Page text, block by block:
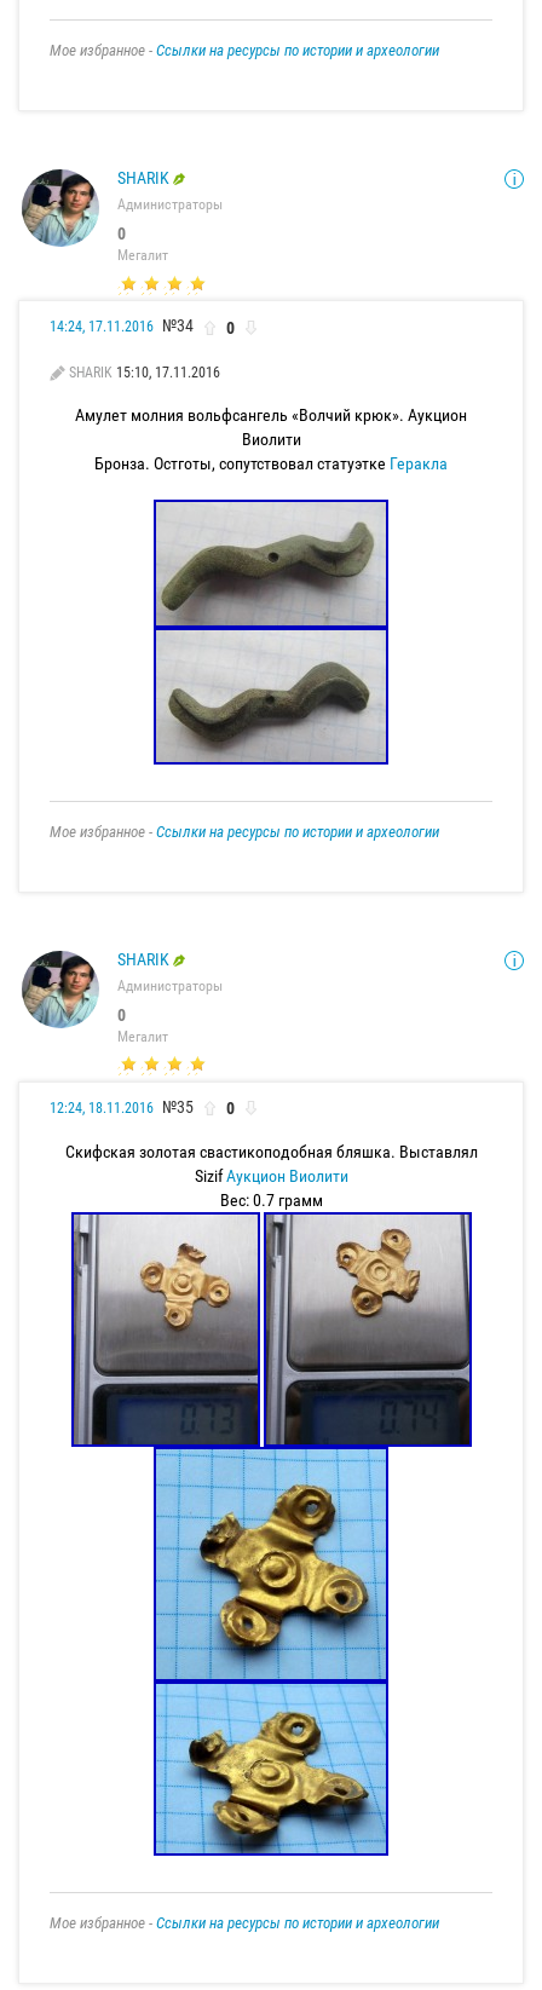
Мое избранное - Ссылки на ресурсы по истории и археологии
SHARIK
Администраторы
0
Мегалит
14:24, 17.11.2016 №34 0
SHARIK 15:10, 17.11.2016
Амулет молния вольфсангель «Волчий крюк». Аукцион
Виолити
Бронза. Остготы, сопутствовал статуэтке Геракла
Мое избранное - Ссылки на ресурсы по истории и археологии
SHARIK
Администраторы
0
Мегалит
12:24, 18.11.2016 №35 0
Скифская золотая свастикоподобная бляшка. Выставлял
SizifАукцион Виолити
Вес: 0.7 грамм
Мое избранное - Ссылки на ресурсы по истории и археологии